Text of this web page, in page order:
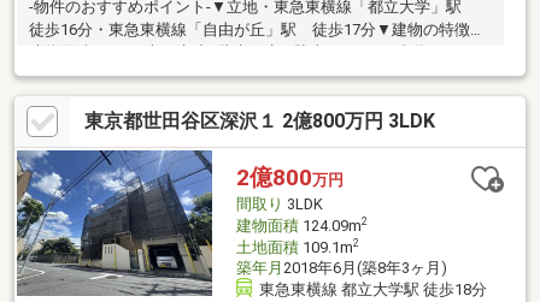
-物件のおすすめポイント-▼立地・東急東横線「都立大学」駅
徒歩16分・東急東横線「自由が丘」駅 徒歩17分▼建物の特徴・
車種による制限あり・第一種低層住居専用地域の閑静な住宅街▼
お部屋の特徴・LDKは約18.0帖とゆったりとくつろげる空間・コ
ミュニケーションを育むリビング階段・LD部分には足元を暖めて
くれる床暖房付▼設備・ゆったりとは入れる1坪タイプのお風呂・
床下収納庫をはじめ全居室に収納スペースあり・洗濯物を干すの
に便利な2WAYバルコニー
東京都世田谷区深沢１ 2億800万円 3LDK
2億800万円
間取り 3LDK
建物面積124.09m2
土地面積109.1m2
築年月 2018年6月(築8年3ヶ月)
東急東横線 都立大学駅 徒歩18分